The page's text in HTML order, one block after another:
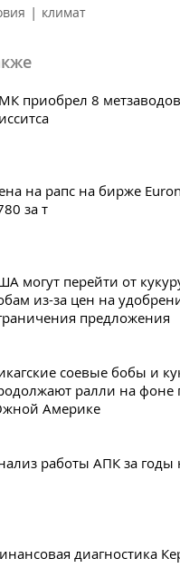
| климат
приобрел 8
на рапс на бирже
за т
могут перейти от
из-за цен на
предложения
соевые бобы и
ралли на фоне
Америке
работы АПК за годы
диагностика